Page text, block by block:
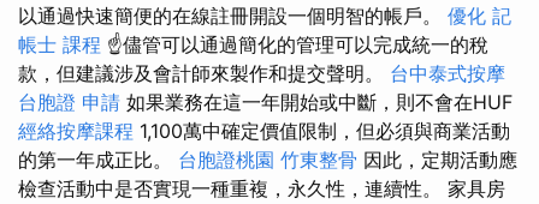
以通過快速簡便的在線註冊開設一個明智的帳戶。 優化 記
帳士 課程 ☝儘管可以通過簡化的管理可以完成統一的稅
款，但建議涉及會計師來製作和提交聲明。 台中泰式按摩
台胞證 申請 如果業務在這一年開始或中斷，則不會在HUF
經絡按摩課程 1,100萬中確定價值限制，但必須與商業活動
的第一年成正比。 台胞證桃園 竹東整骨 因此，定期活動應
檢查活動中是否實現一種重複，永久性，連續性。 家具房